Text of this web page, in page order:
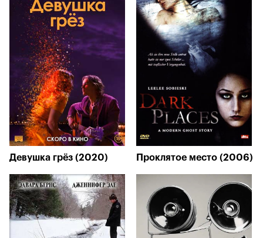
Девушка грёз (2020) Проклятое место (2006)